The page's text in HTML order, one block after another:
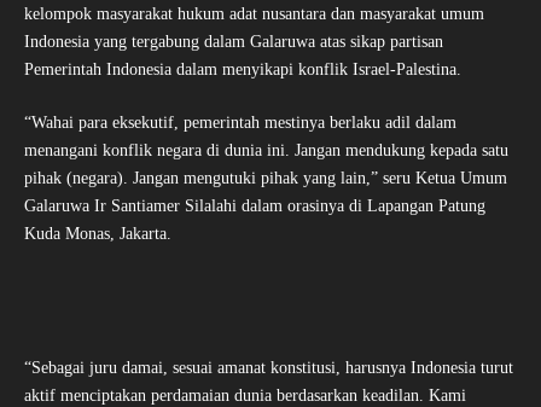
kelompok masyarakat hukum adat nusantara dan masyarakat umum
Indonesia yang tergabung dalam Galaruwa atas sikap partisan
Pemerintah Indonesia dalam menyikapi konflik Israel-Palestina.
“Wahai para eksekutif, pemerintah mestinya berlaku adil dalam
menangani konflik negara di dunia ini. Jangan mendukung kepada satu
pihak (negara). Jangan mengutuki pihak yang lain,” seru Ketua Umum
Galaruwa Ir Santiamer Silalahi dalam orasinya di Lapangan Patung
Kuda Monas, Jakarta.
“Sebagai juru damai, sesuai amanat konstitusi, harusnya Indonesia turut
aktif menciptakan perdamaian dunia berdasarkan keadilan. Kami